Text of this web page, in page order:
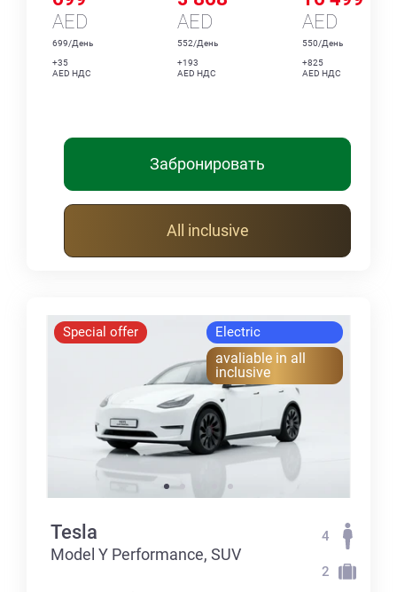
AED
699/День
+35
AED НДС
AED
552/День
+193
AED НДС
AED
550/День
+825
AED НДС
Забронировать
All inclusive
Special offer Electric
avaliable in all
inclusive
Tesla
Model Y Performance, SUV
4
2